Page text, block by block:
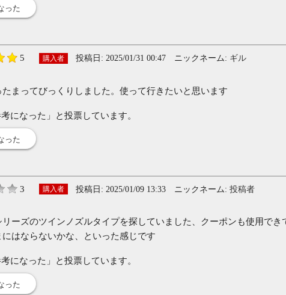
った
5 購入者 投稿日: 2025/01/31 00:47 ニックネーム: ギル
まってびっくりしました。使って行きたいと思います
になった」と投票しています。
った
3 購入者 投稿日: 2025/01/09 13:33 ニックネーム: 投稿者
リーズのツインノズルタイプを探していました、クーポンも使用で
にはならないかな、といった感じです
になった」と投票しています。
った